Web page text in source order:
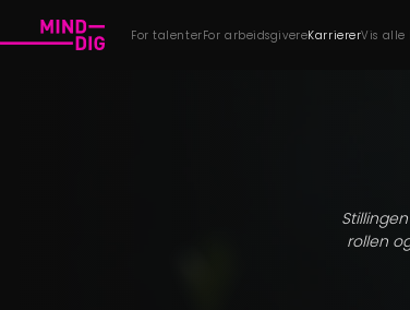
For talenterFor arbeidsgivereKarriererVis alle
rollen